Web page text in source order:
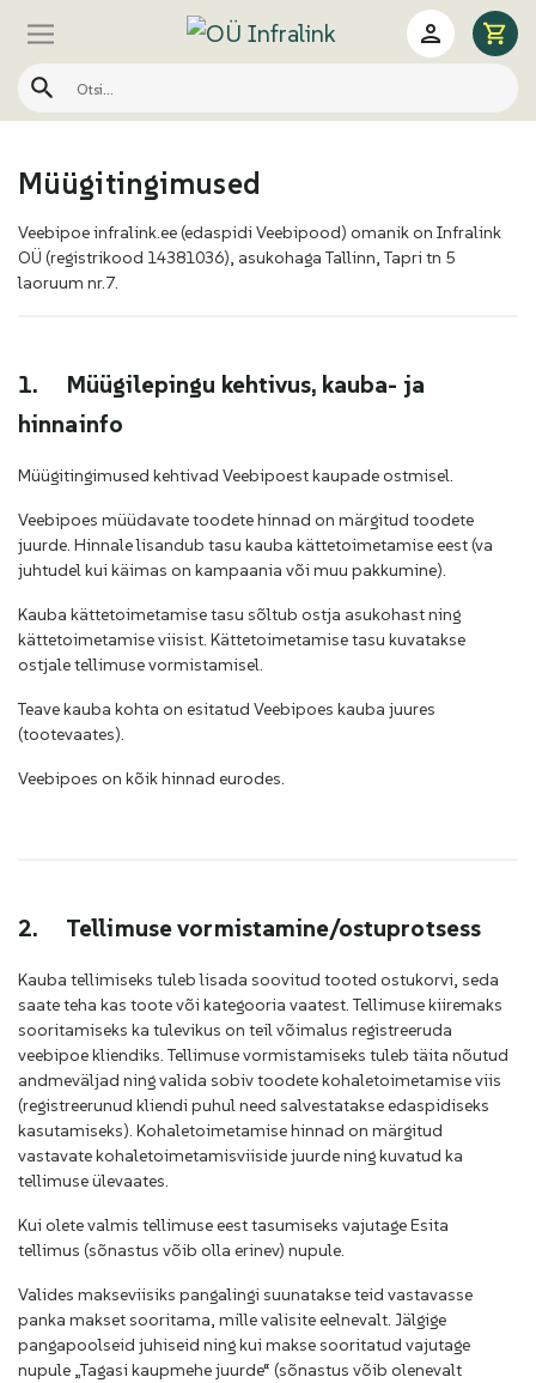
Müügitingimused
Veebipoe infralink.ee (edaspidi Veebipood) omanik on Infralink
OÜ (registrikood 14381036), asukohaga Tallinn, Tapri tn 5
laoruum nr.7.
1. Müügilepingu kehtivus, kauba- ja
hinnainfo
Müügitingimused kehtivad Veebipoest kaupade ostmisel.
Veebipoes müüdavate toodete hinnad on märgitud toodete
juurde. Hinnale lisandub tasu kauba kättetoimetamise eest (va
juhtudel kui käimas on kampaania või muu pakkumine).
Kauba kättetoimetamise tasu sõltub ostja asukohast ning
kättetoimetamise viisist. Kättetoimetamise tasu kuvatakse
ostjale tellimuse vormistamisel.
Teave kauba kohta on esitatud Veebipoes kauba juures
(tootevaates).
Veebipoes on kõik hinnad eurodes.
2. Tellimuse vormistamine/ostuprotsess
Kauba tellimiseks tuleb lisada soovitud tooted ostukorvi, seda
saate teha kas toote või kategooria vaatest. Tellimuse kiiremaks
sooritamiseks ka tulevikus on teil võimalus registreeruda
veebipoe kliendiks. Tellimuse vormistamiseks tuleb täita nõutud
andmeväljad ning valida sobiv toodete kohaletoimetamise viis
(registreerunud kliendi puhul need salvestatakse edaspidiseks
kasutamiseks). Kohaletoimetamise hinnad on märgitud
vastavate kohaletoimetamisviiside juurde ning kuvatud ka
tellimuse ülevaates.
Kui olete valmis tellimuse eest tasumiseks vajutageEsita
tellimus (sõnastus võib olla erinev) nupule.
Valides makseviisiks pangalingi suunatakse teid vastavasse
panka makset sooritama, mille valisite eelnevalt. Jälgige
pangapoolseid juhiseid ning kui makse sooritatud vajutage
nupule „Tagasi kaupmehe juurde“ (sõnastus võib olenevalt